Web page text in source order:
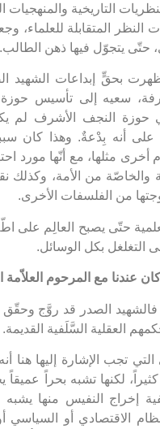
التاريخية
النظر المتقابلة
حتّى يتجوّل فيها ذهن الطالب.
أظهرت بحقٍّ إبداعات
سعيه إلى تأسيس
حوزة النجف الأشرف
على أنه بِدْعةٌ. وهذا كان
أخرى مثلها، مع أنّها مورد
من الأمة، وكذلك نقد
من الفلسفات الأخرى.
حتّى يصبح العالِم على
التغلغل بكل الوسائل.
عندنا مع المرحوم العلاّمة
الصدر قد روَّج وحقّق
العقلية السَّلَفية القديمة.
تجب الإشارة إليها
كثيراً، لكنها تشبه بحراً
إخراج النفيس منها
الاقتصادي أو